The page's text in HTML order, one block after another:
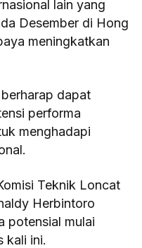
lain yang
Desember di Hong
meningkatkan
dapat
performa
menghadapi
Teknik Loncat
Herbintoro
potensial mulai
kali ini.